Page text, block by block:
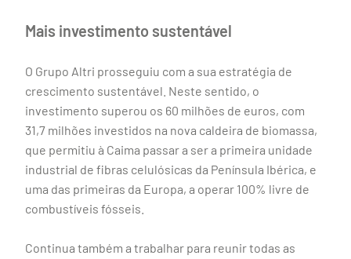
Mais investimento sustentável
O Grupo Altri prosseguiu com a sua estratégia de
crescimento sustentável. Neste sentido, o
investimento superou os 60 milhões de euros, com
31,7 milhões investidos na nova caldeira de biomassa,
que permitiu à Caima passar a ser a primeira unidade
industrial de fibras celulósicas da Península Ibérica, e
uma das primeiras da Europa, a operar 100% livre de
combustíveis fósseis.
Continua também a trabalhar para reunir todas as